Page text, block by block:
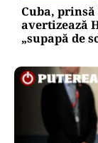
Cuba,
avertizează
„supapă de